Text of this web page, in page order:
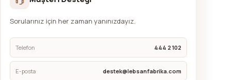
Sorularınız için her zaman yanınızdayız.
Telefon 444 2 102
E-posta destek@lebsanfabrika.com